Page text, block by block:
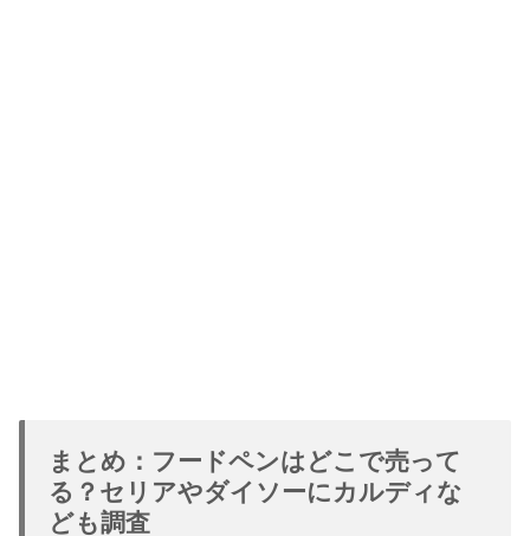
まとめ：フードペンはどこで売って
る？セリアやダイソーにカルディな
ども調査